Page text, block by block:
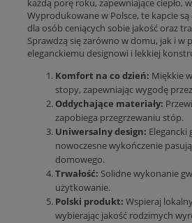
każdą porę roku, zapewniające ciepło,
Wyprodukowane w Polsce, te kapcie
dla osób ceniących sobie jakość oraz
Sprawdzą się zarówno w domu, jak i w
eleganckiemu designowi i lekkiej
Komfort na co dzień: Miękkie
stopy, zapewniając wygodę
Oddychające materiały:
zapobiega przegrzewaniu stóp.
Uniwersalny design:
nowoczesne wykończenie
domowego.
Trwałość: Solidne wykonanie
użytkowanie.
Polski produkt: Wspieraj
wybierając jakość rodzimych